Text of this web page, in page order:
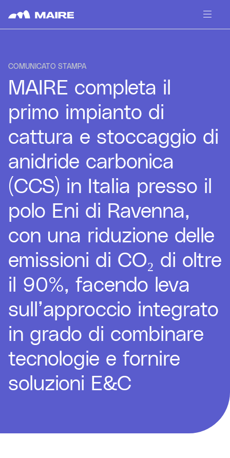
COMUNICATO STAMPA
MAIRE completa il
primo impianto di
cattura e stoccaggio di
anidride carbonica
(CCS) in Italia presso il
polo Eni di Ravenna,
con una riduzione delle
emissioni di CO₂ di oltre
il 90%, facendo leva
sull’approccio integrato
in grado di combinare
tecnologie e fornire
soluzioni E&C